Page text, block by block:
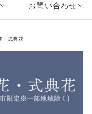
お問い合わせ
・式典花